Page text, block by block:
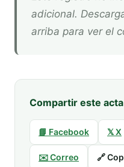
adicional.
arriba para ver el
Compartir este
📘 Facebook 𝕏 X
✉️ Correo 🔗